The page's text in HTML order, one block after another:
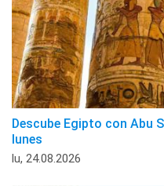
Descube Egipto con Abu
lunes
lu, 24.08.2026